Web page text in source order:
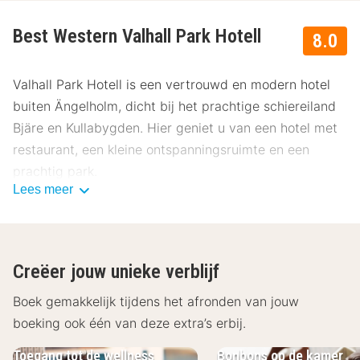
8.0
Best Western Valhall Park Hotell
Valhall Park Hotell is een vertrouwd en modern hotel
buiten Ängelholm, dicht bij het prachtige schiereiland
Bjäre en Kullabygden. Hier geniet u van een hotel met
restaurant, een kleine ontspanningsruimte en een
prachtig park.
met tv, föhn, koffie-/theefaciliteiten, kluis en wifi. Alle
kamers hebben een badkamer met douche en de
meeste hebben ook uitzicht op het park buiten. In
Lees meer
Creëer jouw unieke verblijf
Boek gemakkelijk tijdens het afronden van jouw
boeking ook één van deze extra’s erbij.
Toegang tot de wellness Bonbons op de kamer